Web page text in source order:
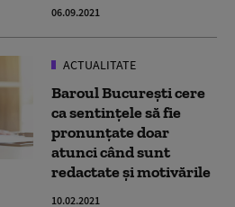
06.09.2021
ACTUALITATE
Baroul București cere
ca sentințele să fie
pronunțate doar
atunci când sunt
redactate și motivările
10.02.2021